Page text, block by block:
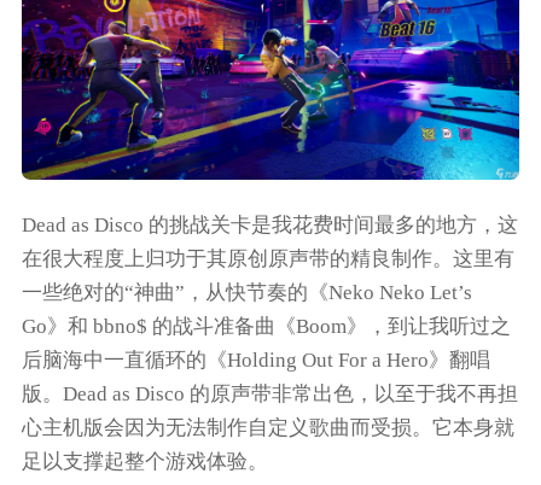
Dead as Disco 的挑战关卡是我花费时间最多的地方，这
在很大程度上归功于其原创原声带的精良制作。这里有
一些绝对的“神曲”，从快节奏的《Neko Neko Let’s
Go》和 bbno$ 的战斗准备曲《Boom》，到让我听过之
后脑海中一直循环的《Holding Out For a Hero》翻唱
版。 Dead as Disco 的原声带非常出色，以至于我不再担
心主机版会因为无法制作自定义歌曲而受损。它本身就
足以支撑起整个游戏体验。